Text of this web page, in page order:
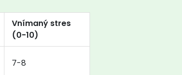
Vnímaný stres
(0-10)
7-8